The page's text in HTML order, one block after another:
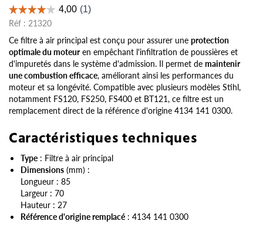
Réf : 21320
Ce filtre à air principal est conçu pour assurer une protection
optimale du moteuren empêchant l'infiltration de poussières et
d'impuretés dans le système d'admission. Il permet de maintenir
une combustion efficace, améliorant ainsi les performances du
moteur et sa longévité. Compatible avec plusieurs modèles Stihl,
notamment FS120, FS250, FS400 et BT121, ce filtre est un
remplacement direct de la référence d'origine 4134 141 0300.
Caractéristiques techniques
Type : Filtre à air principal
Dimensions (mm) :
Longueur : 85
Largeur : 70
Hauteur : 27
Référence d'origine remplacé : 4134 141 0300